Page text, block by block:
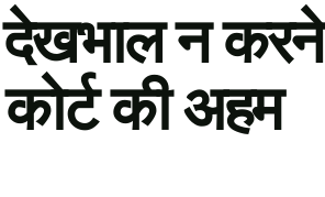
न करने
की अहम